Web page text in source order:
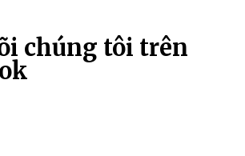
chúng tôi trên